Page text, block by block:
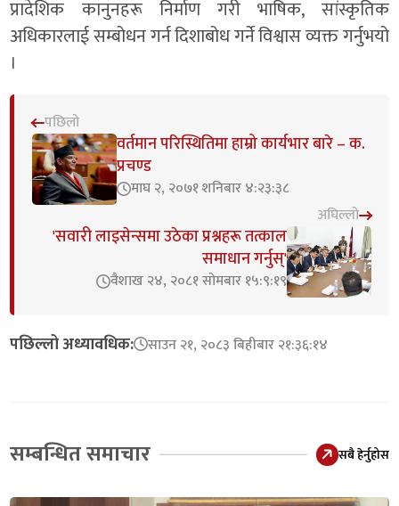
प्रादेशिक कानुनहरू निर्माण गरी भाषिक, सांस्कृतिक
अधिकारलाई सम्बोधन गर्न दिशाबोध गर्ने विश्वास व्यक्त गर्नुभयो
।
पछिलो
वर्तमान परिस्थितिमा हाम्रो कार्यभार बारे – क.
प्रचण्ड
माघ २, २०७१ शनिबार ४:२३:३८
अघिल्लो
'सवारी लाइसेन्समा उठेका प्रश्नहरू तत्काल
समाधान गर्नुस्'
वैशाख २४, २०८१ सोमबार १५:९:१९
पछिल्लो अध्यावधिक: साउन २१, २०८३ बिहीबार २१:३६:१४
सम्बन्धित समाचार सबै हेर्नुहोस